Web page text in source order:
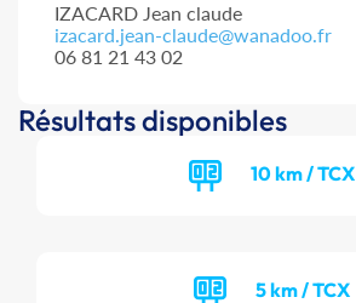
IZACARD Jean claude
izacard.jean-claude@wanadoo.fr
06 81 21 43 02
Résultats disponibles
10 km / TCX
5 km / TCX